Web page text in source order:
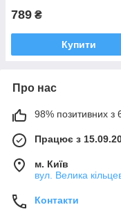
789 ₴
Купити
Про нас
98% позитивних з
Працює з
м. Київ
вул. Велика
Контакти